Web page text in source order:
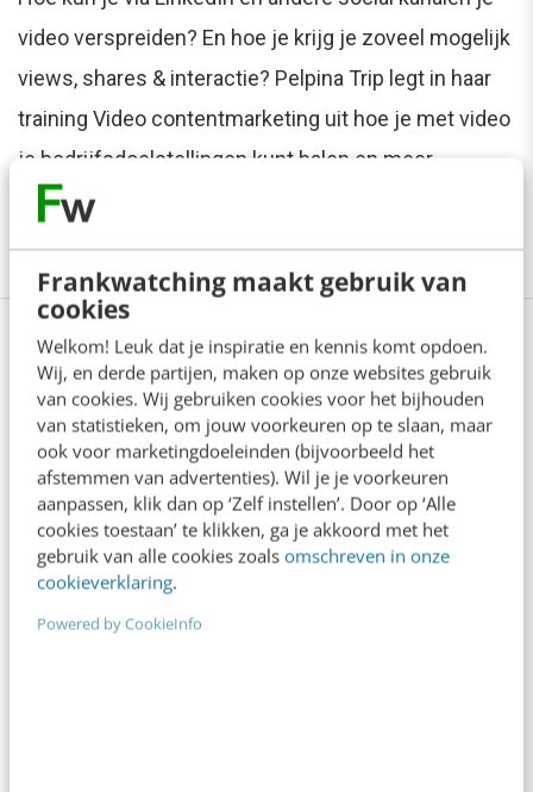
Frankwatching maakt gebruik van
cookies
Welkom! Leuk dat je inspiratie en kennis komt opdoen.
Wij, en derde partijen, maken op onze websites gebruik
van cookies. Wij gebruiken cookies voor het bijhouden
van statistieken, om jouw voorkeuren op te slaan, maar
ook voor marketingdoeleinden (bijvoorbeeld het
afstemmen van advertenties). Wil je je voorkeuren
aanpassen, klik dan op ‘Zelf instellen’. Door op ‘Alle
cookies toestaan’ te klikken, ga je akkoord met het
gebruik van alle cookies zoals omschreven in onze
cookieverklaring.
Powered by CookieInfo
video verspreiden? En hoe je krijg je zoveel mogelijk
views, shares & interactie? Pelpina Trip legt in haar
training Video contentmarketing uit hoe je met video
je bedrijfsdoelstellingen kunt halen en meer
conversie kunt realiseren. Meer weten over deze
Anderen lezen ook
Denk je dat je positionering helder is? Doe
de managementtest
4 min·Richard Poolman
Je ‘sterke merk’ overleeft geen kwartier
met een AI-agent